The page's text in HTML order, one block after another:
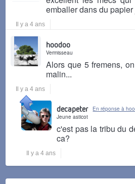
emballer dans du
Il y a 4 ans
hoodoo
Vermisseau
Alors que 5 fremens,
malin...
Il y a 4 ans
decapeter
En réponse à
Jeune asticot
c'est pas la tribu du
ca?
Il y a 4 ans